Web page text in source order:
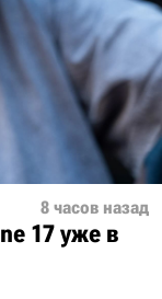
8 часов назад
17 уже в